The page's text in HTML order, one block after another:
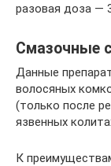
разовая доза —
Смазочные
Данные
волосяных
(только после
язвенных
К